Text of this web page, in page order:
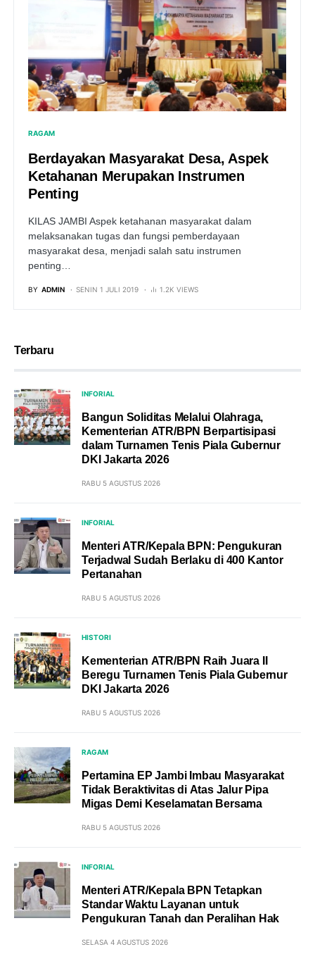
RAGAM
Berdayakan Masyarakat Desa, Aspek
Ketahanan Merupakan Instrumen
Penting
KILAS JAMBI Aspek ketahanan masyarakat dalam
melaksanakan tugas dan fungsi pemberdayaan
masyarakat desa, menjadi salah satu instrumen
penting…
BY ADMIN SENIN 1 JULI 2019 1.2K VIEWS
Terbaru
INFORIAL
Bangun Soliditas Melalui Olahraga,
Kementerian ATR/BPN Berpartisipasi
dalam Turnamen Tenis Piala Gubernur
DKI Jakarta 2026
RABU 5 AGUSTUS 2026
INFORIAL
Menteri ATR/Kepala BPN: Pengukuran
Terjadwal Sudah Berlaku di 400 Kantor
Pertanahan
RABU 5 AGUSTUS 2026
HISTORI
Kementerian ATR/BPN Raih Juara II
Beregu Turnamen Tenis Piala Gubernur
DKI Jakarta 2026
RABU 5 AGUSTUS 2026
RAGAM
Pertamina EP Jambi Imbau Masyarakat
Tidak Beraktivitas di Atas Jalur Pipa
Migas Demi Keselamatan Bersama
RABU 5 AGUSTUS 2026
INFORIAL
Menteri ATR/Kepala BPN Tetapkan
Standar Waktu Layanan untuk
Pengukuran Tanah dan Peralihan Hak
SELASA 4 AGUSTUS 2026